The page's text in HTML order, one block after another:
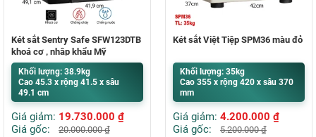
Két sắt Sentry Safe SFW123DTB
khoá cơ , nhập khẩu Mỹ
Khối lượng: 38.9kg
Cao 45.3 x rộng 41.5 x sâu
49.1 cm
Giá giảm: 19.730.000 ₫
Giá gốc:
20.000.000₫
Két sắt Việt Tiệp SPM36 màu đỏ
Khối lượng: 35kg
Cao 355 x rộng 420 x sâu 370
mm
Giá giảm: 4.200.000 ₫
Giá gốc:
5.200.000₫